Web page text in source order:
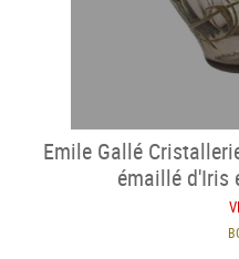
Emile Gallé
émaillé d'Iris